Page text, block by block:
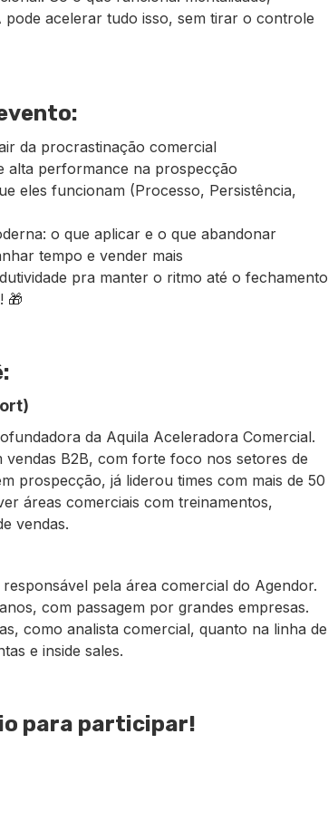
acelerar tudo isso, sem tirar o controle
da procrastinação comercial
alta performance na prospecção
eles funcionam (Processo, Persistência,
o que aplicar e o que abandonar
tempo e vender mais
pra manter o ritmo até o fechamento
🎁
da Aquila Aceleradora Comercial.
vendas B2B, com forte foco nos setores de
prospecção, já liderou times com mais de 50
áreas comerciais com treinamentos,
vendas.
pela área comercial do Agendor.
com passagem por grandes empresas.
como analista comercial, quanto na linha de
e inside sales.
para participar!